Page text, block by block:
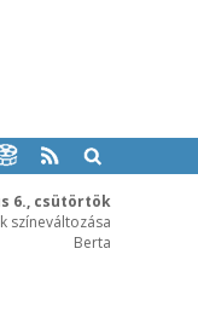
6., csütörtök
színeváltozása
Berta